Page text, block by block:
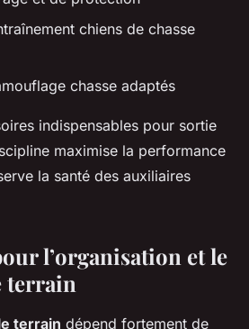
chiens de chasse
chasse adaptés
indispensables pour sortie
maximise la performance
la santé des auxiliaires
l’organisation et le
terrain
terrain dépend fortement de